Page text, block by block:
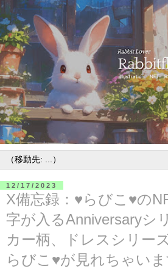
12/17/2023
X備忘録：♥らびこ♥の
字が入るAnniversaryシ
カー柄、ドレスシリー
らびこ♥が見れちゃい